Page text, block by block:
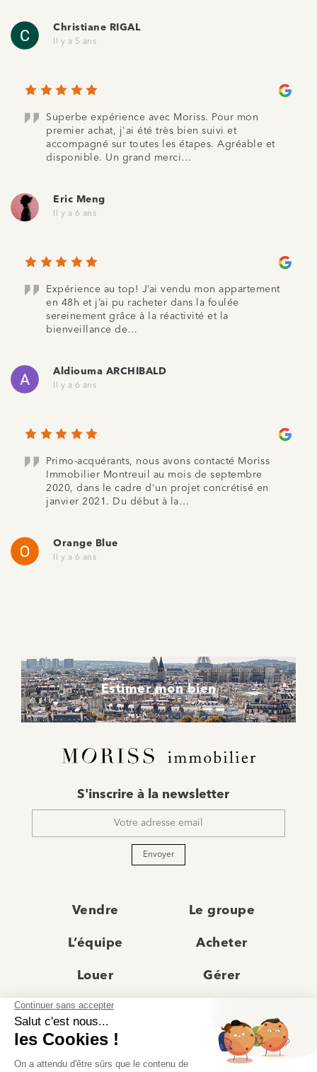
Christiane RIGAL
Il y a 5 ans
Superbe expérience avec Moriss. Pour mon
premier achat, j'ai été très bien suivi et
accompagné sur toutes les étapes. Agréable et
disponible. Un grand merci…
Eric Meng
Il y a 6 ans
Expérience au top! J’ai vendu mon appartement
en 48h et j’ai pu racheter dans la foulée
sereinement grâce à la réactivité et la
bienveillance de…
Aldiouma ARCHIBALD
Il y a 6 ans
Primo-acquérants, nous avons contacté Moriss
Immobilier Montreuil au mois de septembre
2020, dans le cadre d'un projet concrétisé en
janvier 2021. Du début à la…
Orange Blue
Il y a 6 ans
Estimer mon bien
mail
S'inscrire à la newsletter
Envoyer
Vendre Le groupe
L’équipe Acheter
Louer Gérer
Actualités
Recrutement Avis clients